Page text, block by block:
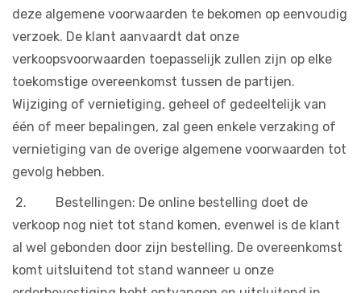
deze algemene voorwaarden te bekomen op eenvoudig
verzoek. De klant aanvaardt dat onze
verkoopsvoorwaarden toepasselijk zullen zijn op elke
toekomstige overeenkomst tussen de partijen.
Wijziging of vernietiging, geheel of gedeeltelijk van
één of meer bepalingen, zal geen enkele verzaking of
vernietiging van de overige algemene voorwaarden tot
gevolg hebben.
2. Bestellingen: De online bestelling doet de
verkoop nog niet tot stand komen, evenwel is de klant
al wel gebonden door zijn bestelling. De overeenkomst
komt uitsluitend tot stand wanneer u onze